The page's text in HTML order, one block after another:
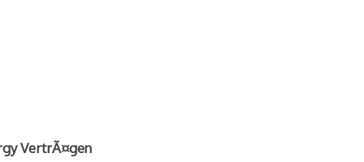
VertrÃ¤gen